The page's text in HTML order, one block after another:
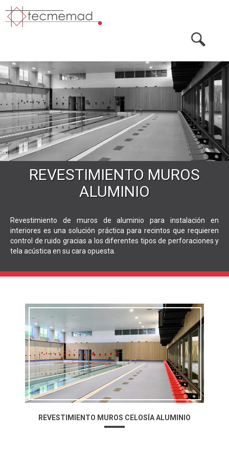
REVESTIMIENTO MUROS
ALUMINIO
Revestimiento de muros de aluminiopara instalación en
interiores es una solución práctica para recintos que requieren
control de ruido gracias a los diferentes tipos de perforaciones y
tela acústica en su cara opuesta.
REVESTIMIENTO MUROS CELOSÍA ALUMINIO